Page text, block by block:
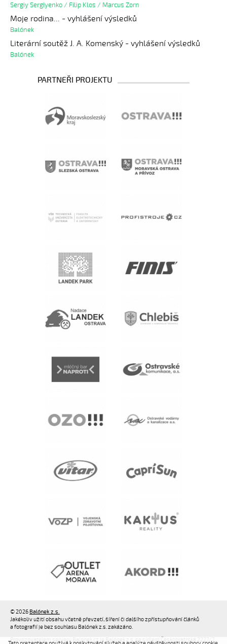
Sergiy Sergiyenko / Filip Klos / Marcus Zorn
Moje rodina... - vyhlášení výsledků
Balónek
Literární soutěž J. A. Komenský - vyhlášení výsledků
Balónek
PARTNEŘI PROJEKTU
© 2026 Balónek z.s.
Jakékoliv užití obsahu včetně převzetí, šíření či dalšího zpřístupňování článků
a fotografií je bez souhlasu Balónek z.s. zakázáno.
Provozovatelem serveru Balonek.cz je Balónek z.s. se sídlem Českobratrská 2227/7,